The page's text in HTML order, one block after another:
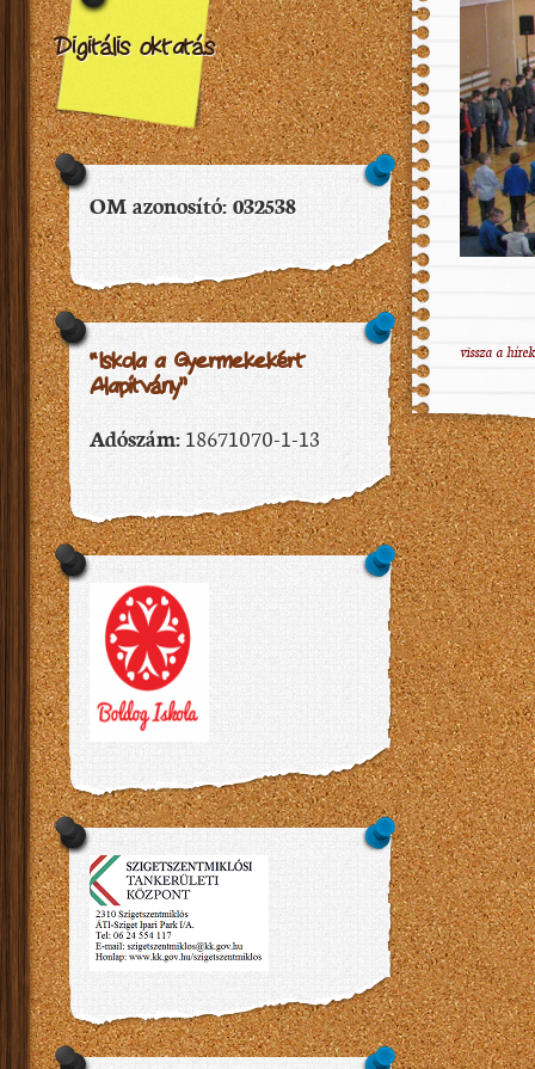
Digitális oktatás
OM azonosító: 032538
“Iskola a Gyermekekért
Alapítvány”
Adószám:18671070-1-13
vissza a